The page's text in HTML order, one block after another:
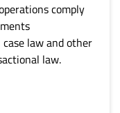
comply
law and other
law.